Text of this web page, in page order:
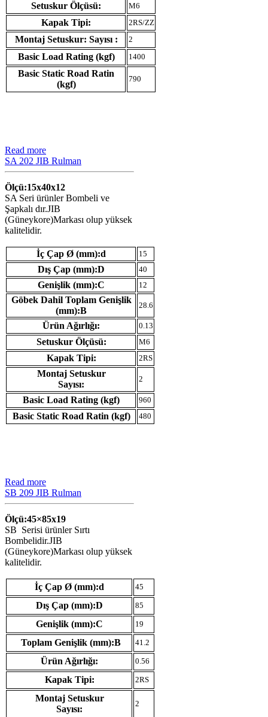
Setuskur Ölçüsü: M6
Kapak Tipi: 2RS/ZZ
Montaj Setuskur: Sayısı : 2
Basic Load Rating (kgf) 1400
Basic Static Road Ratin
(kgf)
790
Read more
SA 202 JIB Rulman
Ölçü:15x40x12
SA Seri ürünler Bombeli ve
Şapkalı dır.JIB
(Güneykore)Markası olup yüksek
kalitelidir.
İç Çap Ø (mm):d 15
Dış Çap (mm):D 40
Genişlik (mm):C 12
Göbek Dahil Toplam Genişlik
(mm):B
28.6
Ürün Ağırlığı: 0.13
Setuskur Ölçüsü: M6
Kapak Tipi: 2RS
Montaj Setuskur
Sayısı:
2
Basic Load Rating (kgf) 960
Basic Static Road Ratin (kgf) 480
Read more
SB 209 JIB Rulman
Ölçü:45×85x19
SB Serisi ürünler Sırtı
Bombelidir.JIB
(Güneykore)Markası olup yüksek
kalitelidir.
İç Çap Ø (mm):d 45
Dış Çap (mm):D 85
Genişlik (mm):C 19
Toplam Genişlik (mm):B 41.2
Ürün Ağırlığı: 0.56
Kapak Tipi: 2RS
Montaj Setuskur
Sayısı:
2